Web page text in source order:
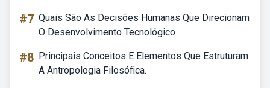
#7 Quais São As Decisões Humanas Que Direcionam
O Desenvolvimento Tecnológico
#8 Principais Conceitos E Elementos Que Estruturam
A Antropologia Filosófica.